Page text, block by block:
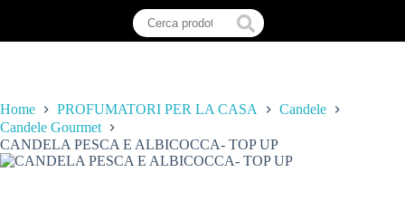
Home PROFUMATORI PER LA CASA
Candele
Candele Gourmet
CANDELA PESCA E ALBICOCCA- TOP UP